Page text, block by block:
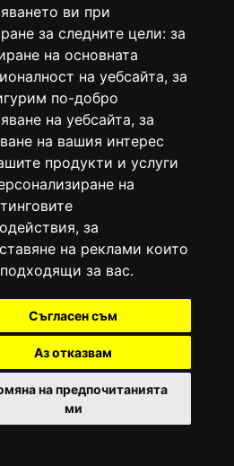
ви при
за следните цели: за
на основната
на уебсайта, за
по-добро
на уебсайта, за
на вашия интерес
продукти и услуги
на
, за
на реклами които
за вас.
Съгласен съм
Аз отказвам
на предпочитанията
ми
е регистрирано в националния
издания (Българска национална
1312-4722.
марката: Вяра информационен
България, със свидетелство за марка